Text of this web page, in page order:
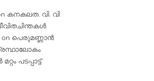
കനകലത. വി. വി
on പെരുമണ്ണാന്‍
പടപ്പാട്ട്‌